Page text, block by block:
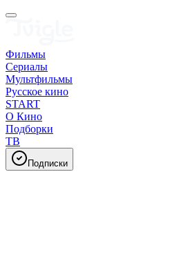
Фильмы
Сериалы
Мультфильмы
Русское кино
START
О Кино
Подборки
ТВ
Подписки